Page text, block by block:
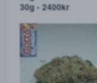
GRÖNA
10st - 300kr
20st - 600kr